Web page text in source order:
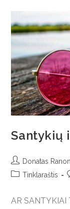
Santykių
Donatas
Tinklaraštis
AR SANTYKIAI